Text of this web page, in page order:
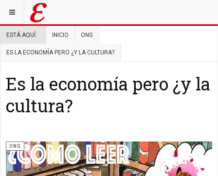
ESTÁ AQUÍ: INICIO ONG
ES LA ECONOMÍA PERO ¿Y LA CULTURA?
Es la economía pero ¿y la
cultura?
ONG